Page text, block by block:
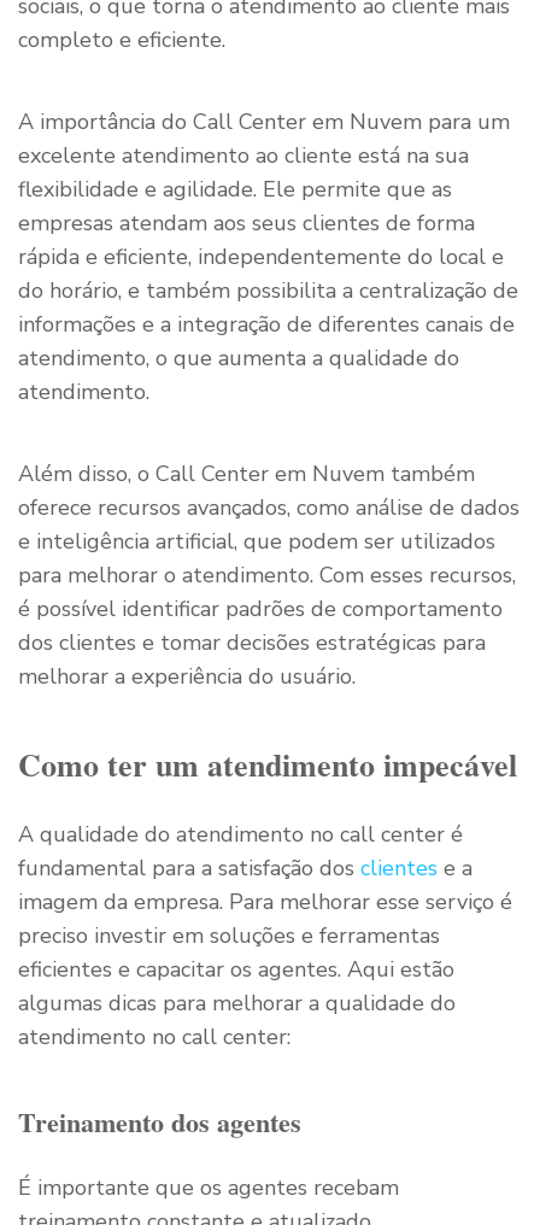
sociais, o que torna o atendimento ao cliente mais
completo e eficiente.
A importância do Call Center em Nuvem para um
excelente atendimento ao cliente está na sua
flexibilidade e agilidade. Ele permite que as
empresas atendam aos seus clientes de forma
rápida e eficiente, independentemente do local e
do horário, e também possibilita a centralização de
informações e a integração de diferentes canais de
atendimento, o que aumenta a qualidade do
atendimento.
Além disso, o Call Center em Nuvem também
oferece recursos avançados, como análise de dados
e inteligência artificial, que podem ser utilizados
para melhorar o atendimento. Com esses recursos,
é possível identificar padrões de comportamento
dos clientes e tomar decisões estratégicas para
melhorar a experiência do usuário.
Como ter um atendimento impecável
A qualidade do atendimento no call center é
fundamental para a satisfação dos clientes e a
imagem da empresa. Para melhorar esse serviço é
preciso investir em soluções e ferramentas
eficientes e capacitar os agentes. Aqui estão
algumas dicas para melhorar a qualidade do
atendimento no call center:
Treinamento dos agentes
É importante que os agentes recebam